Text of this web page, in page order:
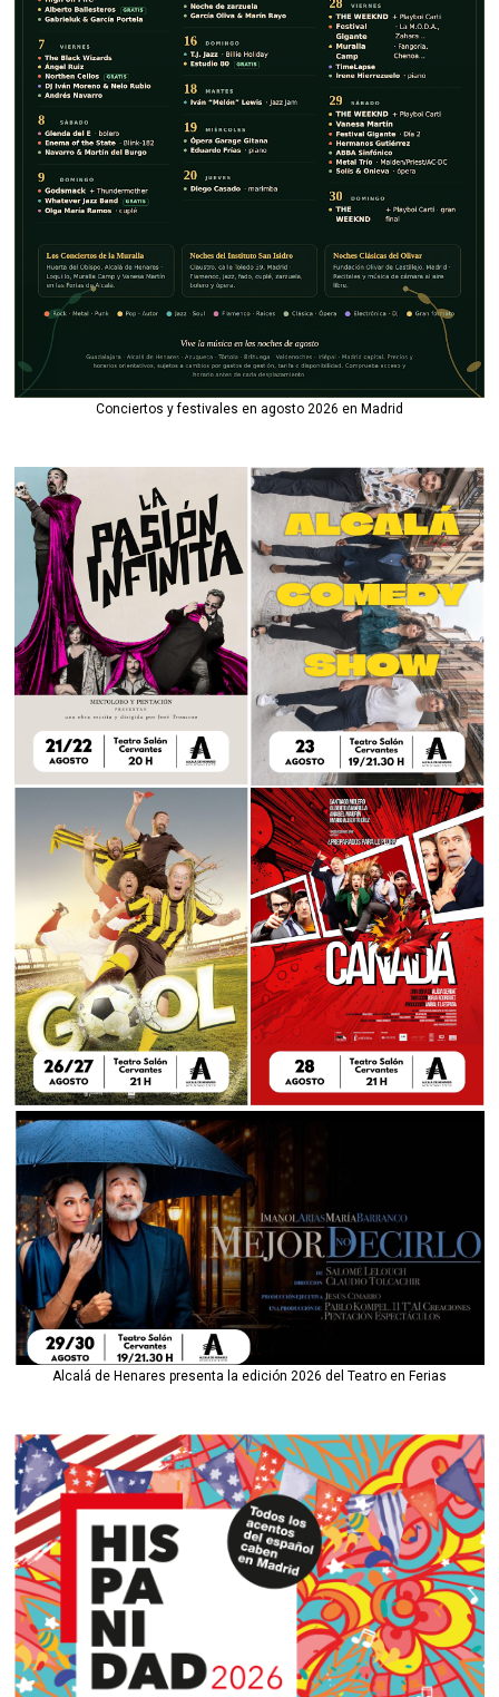
Conciertos y festivales en agosto 2026 en Madrid
Alcalá de Henares presenta la edición 2026 del Teatro en Ferias